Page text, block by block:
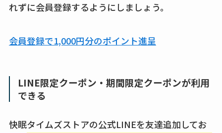
れずに会員登録するようにしましょう。
会員登録で1,000円分のポイント進呈
LINE限定クーポン・期間限定クーポンが利用
できる
快眠タイムズストアの公式LINEを友達追加してお